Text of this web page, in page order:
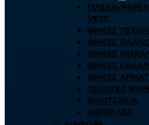
ΓΙΛΈΚΑ-
VEST
ΘΉΚΕΣ
ΘΉΚΕΣ
ΘΉΚΕΣ
ΘΉΚΕΣ
ΘΉΚΕΣ
ΤΣΆΝΤΕΣ
ΒΑΛΙΤΣΆΚΙΑ
ΚΑΡΈΚΛΕΣ